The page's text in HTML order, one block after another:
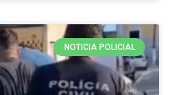
NOTICIA POLICIAL